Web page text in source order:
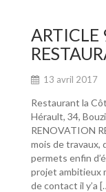
o
o
k
ARTICLE
13 avril 2017
Restaurant la
Hérault, 34,
RENOVATION
mois de travaux,
permets enfin
projet ambitieux
de contact il y’a